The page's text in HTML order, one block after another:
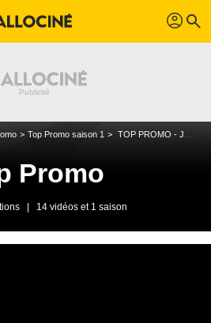
profil search
Top Promo saison 1 TOP PROMO - Jérôme Niel et Ludovik
Promo
14 vidéos et 1 saison